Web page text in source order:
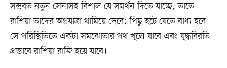
সম্ভবত নতুন সেনাসহ বিশাল যে সমর্থন দিতে যাচ্ছে, তাতে
রাশিয়া তাদের অগ্রযাত্রা থামিয়ে দেবে; পিছু হটে যেতে বাধ্য হবে।
সে পরিস্থিতিতে একটা সমঝোতার পথ খুলে যাবে এবং যুদ্ধবিরতি
প্রস্তাবে রাশিয়া রাজি হয়ে যাবে।